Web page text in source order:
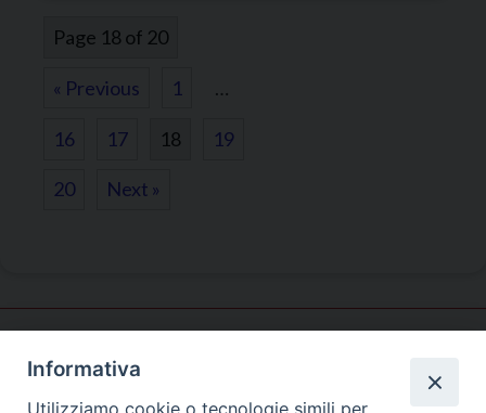
Page 18 of 20
« Previous 1 …
16 17 18 19
20 Next »
giovanile
Informativa